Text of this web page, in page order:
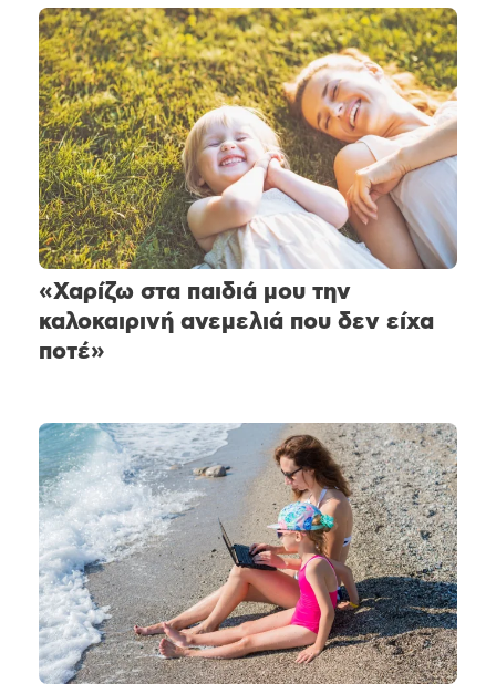
«Χαρίζω στα παιδιά μου την
καλοκαιρινή ανεμελιά που δεν είχα
ποτέ»